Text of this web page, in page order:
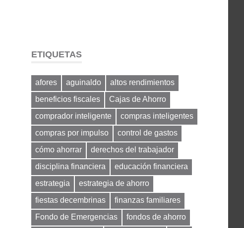
ETIQUETAS
afores aguinaldo
altos rendimientos
beneficios fiscales
Cajas de Ahorro
comprador inteligente
compras inteligentes
compras por impulso
control de gastos
cómo ahorrar
derechos del trabajador
disciplina financiera
educación financiera
estrategia
estrategia de ahorro
fiestas decembrinas
finanzas familiares
Fondo de Emergencias
fondos de ahorro